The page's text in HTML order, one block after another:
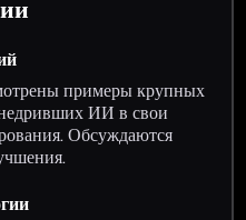
примеры крупных
ИИ в свои
Обсуждаются